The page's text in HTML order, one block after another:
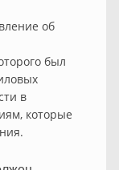
об
был
в
которые